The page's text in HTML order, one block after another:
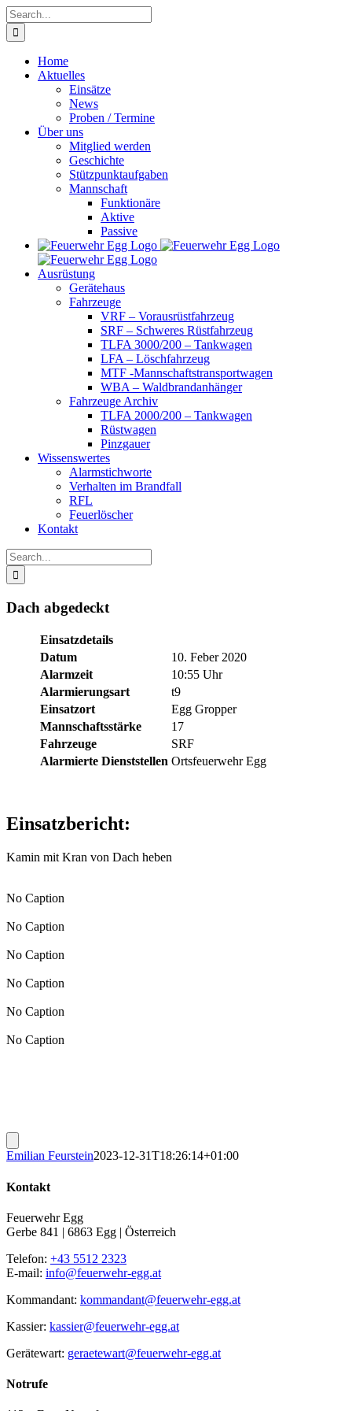
Skip
to
content
Search
for:
Home
Aktuelles
Einsätze
News
Proben / Termine
Über uns
Mitglied werden
Geschichte
Stützpunktaufgaben
Mannschaft
Funktionäre
Aktive
Passive
Ausrüstung
Gerätehaus
Fahrzeuge
VRF – Vorausrüstfahrzeug
SRF – Schweres Rüstfahrzeug
TLFA 3000/200 – Tankwagen
LFA – Löschfahrzeug
MTF -Mannschaftstransportwagen
WBA – Waldbrandanhänger
Fahrzeuge Archiv
TLFA 2000/200 – Tankwagen
Rüstwagen
Pinzgauer
Wissenswertes
Alarmstichworte
Verhalten im Brandfall
RFL
Feuerlöscher
Kontakt
Search
for:
Dach abgedeckt
Einsatzdetails
Datum
10. Feber 2020
Alarmzeit
10:55 Uhr
Alarmierungsart
t9
Einsatzort
Egg Gropper
Mannschaftsstärke
17
Fahrzeuge
SRF
Alarmierte Dienststellen Ortsfeuerwehr Egg
Einsatzbericht:
Kamin mit Kran von Dach heben
No Caption
No Caption
No Caption
No Caption
No Caption
No Caption
Emilian Feurstein2023-12-31T18:26:14+01:00
Kontakt
Feuerwehr Egg
Gerbe 841 | 6863 Egg | Österreich
Telefon: +43 5512 2323
E-mail: info@feuerwehr-egg.at
Kommandant: kommandant@feuerwehr-egg.at
Kassier: kassier@feuerwehr-egg.at
Gerätewart: geraetewart@feuerwehr-egg.at
Notrufe